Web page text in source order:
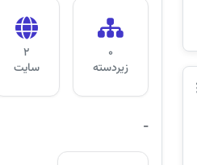
0
زیر‌دسته
2
سایت
-